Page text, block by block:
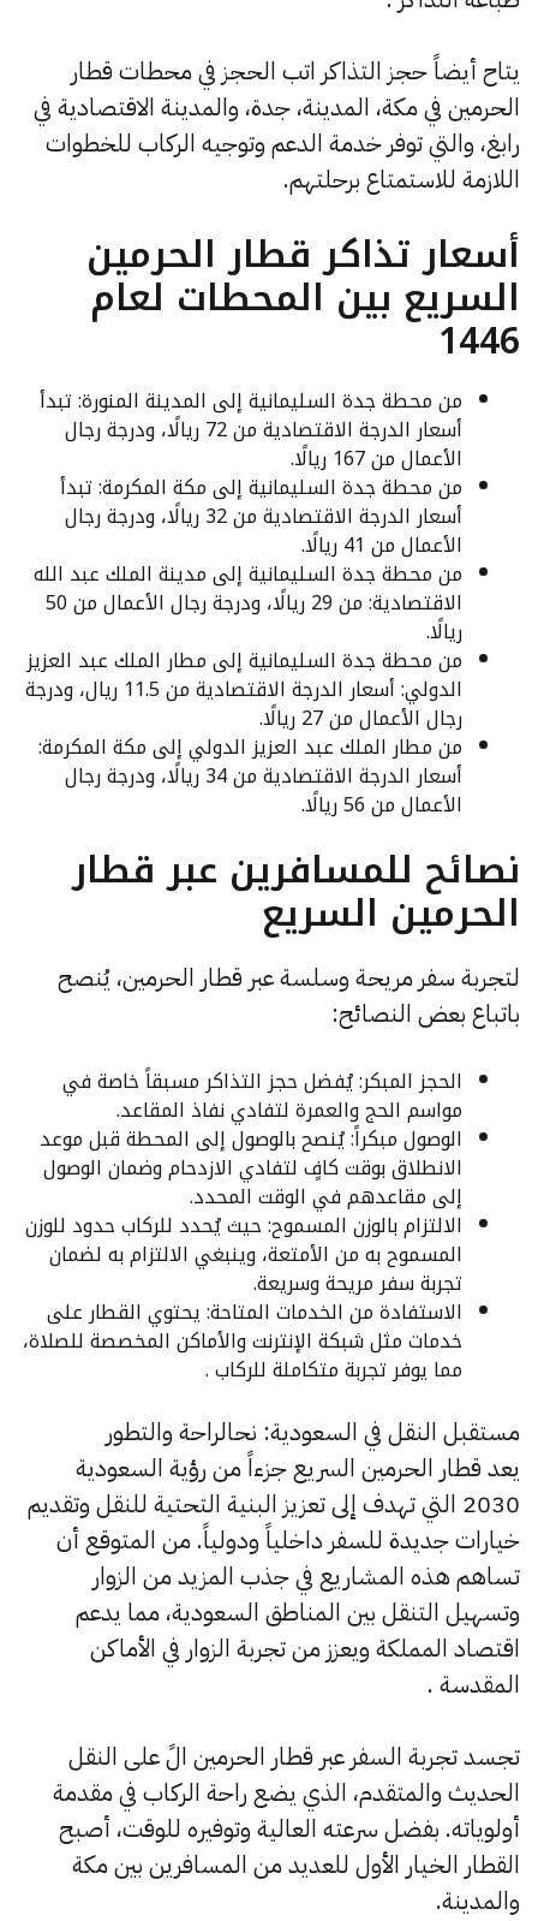
يتاح أيضاً حجز التذاكر اتب الحجز في محطات قطار
الحرمين في مكة، المدينة، جدة، والمدينة الاقتصادية في
رابغ، والتي توفر خدمة الدعم وتوجيه الركاب للخطوات
اللازمة للاستمتاع برحلتهم.
أسعار تذاكر قطار الحرمين
السريع بين المحطات لعام
1446
من محطة جدة السليمانية إلى المدينة المنورة: تبدأ
أسعار الدرجة الاقتصادية من 72 ريالًا، ودرجة رجال
الأعمال من 167 ريالًا.
من محطة جدة السليمانية إلى مكة المكرمة: تبدأ
أسعار الدرجة الاقتصادية من 32 ريالًا، ودرجة رجال
الأعمال من 41 ريالًا.
من محطة جدة السليمانية إلى مدينة الملك عبد الله
الاقتصادية: من 29 ريالًا، ودرجة رجال الأعمال من 50
ريالًا.
من محطة جدة السليمانية إلى مطار الملك عبد العزيز
الدولي: أسعار الدرجة الاقتصادية من 11.5 ريال، ودرجة
رجال الأعمال من 27 ريالًا.
من مطار الملك عبد العزيز الدولي إلى مكة المكرمة:
أسعار الدرجة الاقتصادية من 34 ريالًا، ودرجة رجال
الأعمال من 56 ريالًا.
نصائح للمسافرين عبر قطار
الحرمين السريع
لتجربة سفر مريحة وسلسة عبر قطار الحرمين، يُنصح
باتباع بعض النصائح:
الحجز المبكر: يُفضل حجز التذاكر مسبقاً خاصة في
مواسم الحج والعمرة لتفادي نفاذ المقاعد.
الوصول مبكراً: يُنصح بالوصول إلى المحطة قبل موعد
الانطلاق بوقت كافٍ لتفادي الازدحام وضمان الوصول
إلى مقاعدهم في الوقت المحدد.
الالتزام بالوزن المسموح: حيث يُحدد للركاب حدود للوزن
المسموح به من الأمتعة، وينبغي الالتزام به لضمان
تجربة سفر مريحة وسريعة.
الاستفادة من الخدمات المتاحة: يحتوي القطار على
خدمات مثل شبكة الإنترنت والأماكن المخصصة للصلاة،
مما يوفر تجربة متكاملة للركاب .
مستقبل النقل في السعودية: نحالراحة والتطور
يعد قطار الحرمين السريع جزءاً من رؤية السعودية
2030 التي تهدف إلى تعزيز البنية التحتية للنقل وتقديم
خيارات جديدة للسفر داخلياً ودولياً. من المتوقع أن
تساهم هذه المشاريع في جذب المزيد من الزوار
وتسهيل التنقل بين المناطق السعودية، مما يدعم
اقتصاد المملكة ويعزز من تجربة الزوار في الأماكن
المقدسة .
تجسد تجربة السفر عبر قطار الحرمين الً على النقل
الحديث والمتقدم، الذي يضع راحة الركاب في مقدمة
أولوياته. بفضل سرعته العالية وتوفيره للوقت، أصبح
القطار الخيار الأول للعديد من المسافرين بين مكة
والمدينة.